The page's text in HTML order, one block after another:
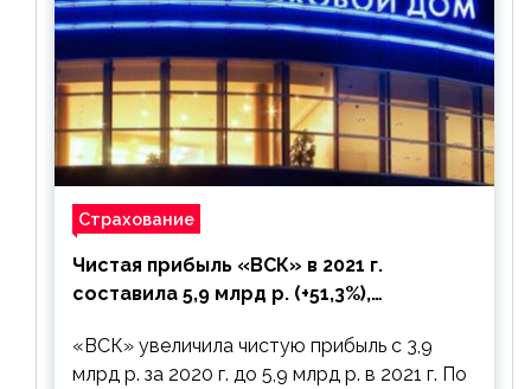
Страхование
Чистая прибыль «ВСК» в 2021 г.
составила 5,9 млрд р. (+51,3%),
выплачивать
«ВСК» увеличила чистую прибыль с 3,9
млрд р. за 2020 г. до 5,9 млрд р. в 2021 г. По